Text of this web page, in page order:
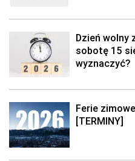
Dzień wolny
sobotę 15
wyznaczyć?
Ferie
[TERMINY]